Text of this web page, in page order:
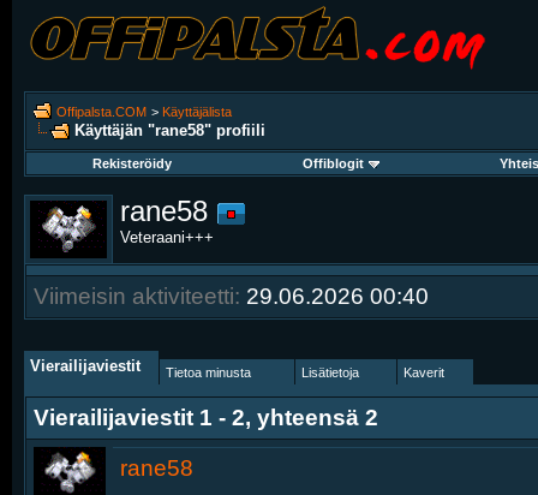
Offipalsta.COM > Käyttäjälista
Käyttäjän "rane58" profiili
Rekisteröidy Offiblogit
rane58
Veteraani+++
Viimeisin aktiviteetti: 29.06.2026 00:40
Vierailijaviestit Tietoa minusta Lisätietoja Kaverit
Vierailijaviestit 1 - 2, yhteensä 2
rane58